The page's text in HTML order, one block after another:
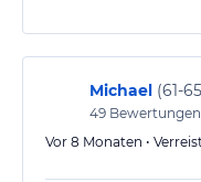
Ihr Best Western Premier
Hinweis: Allgemeine
Michael (61-65
49 Bewertungen
Vor 8 Monaten •